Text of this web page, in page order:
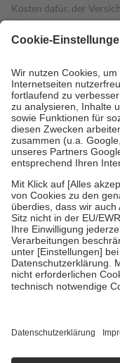
Kosten dafür, der
mit.
Grundsätzlich leisten
höchstens zehn Euro.
Kosten der Leistung zu
Diese Regeln gelten
Bei Heilmitteln und
Zuzahlung zehn Prozent
Verordnung.
Um das Engagement
stärken und die
fallenkeine Zuzahlungen
• Kindern und
mit Ausnahme der
• Untersuchungen zur
GKV getragen werden
• empfohlenen
• Harn- und
getroffen, um
https://